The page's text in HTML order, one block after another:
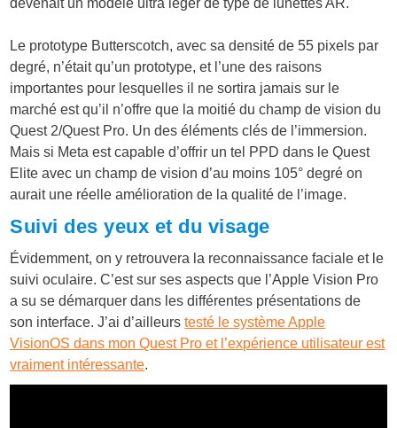
Le prototype Butterscotch, avec sa densité de 55 pixels par
degré, n’était qu’un prototype, et l’une des raisons
importantes pour lesquelles il ne sortira jamais sur le
marché est qu’il n’offre que la moitié du champ de vision du
Quest 2/Quest Pro. Un des éléments clés de l’immersion.
Mais si Meta est capable d’offrir un tel PPD dans le Quest
Elite avec un champ de vision d’au moins 105° degré on
aurait une réelle amélioration de la qualité de l’image.
Suivi des yeux et du visage
Évidemment, on y retrouvera la reconnaissance faciale et le
suivi oculaire. C’est sur ses aspects que l’Apple Vision Pro
a su se démarquer dans les différentes présentations de
son interface. J’ai d’ailleurstesté le système Apple
VisionOS dans mon Quest Pro et l’expérience utilisateur est
vraiment intéressante.